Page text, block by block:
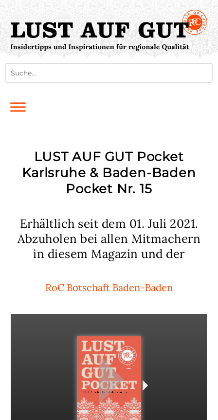
LUST AUF GUT Pocket
Karlsruhe & Baden-Baden
Pocket Nr. 15
Erhältlich seit dem 01. Juli 2021.
Abzuholen bei allen Mitmachern
in diesem Magazin und der
RoC Botschaft Baden-Baden